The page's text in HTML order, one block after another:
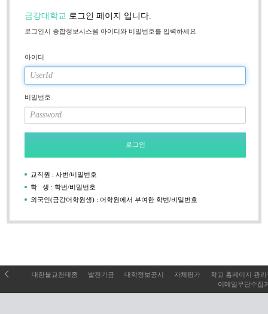
금강대학교 로그인 페이지 입니다.
로그인시 종합정보시스템 아이디와 비밀번호를 입력하세요
아이디
비밀번호
로그인
교직원 : 사번/비밀번호
학 생 : 학번/비밀번호
외국인(금강어학원생) : 어학원에서 부여한 학번/비밀번호
대한불교천태종 발전기금 대학정보공시 자체평가
학교 홈페이지 관
이메일무단수집